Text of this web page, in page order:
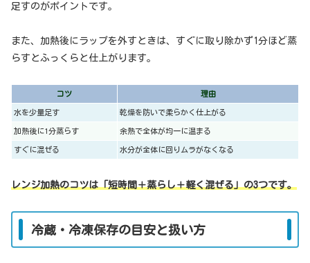
足すのがポイントです。
また、加熱後にラップを外すときは、すぐに取り除かず1分ほど蒸
らすとふっくらと仕上がります。
コツ 理由
水を少量足す 乾燥を防いで柔らかく仕上がる
加熱後に1分蒸らす 余熱で全体が均一に温まる
すぐに混ぜる 水分が全体に回りムラがなくなる
レンジ加熱のコツは「短時間＋蒸らし＋軽く混ぜる」の3つです。
冷蔵・冷凍保存の目安と扱い方